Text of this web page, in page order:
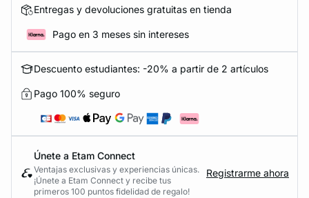
Entregas y devoluciones gratuitas en tienda
Pago en 3 meses sin intereses
Descuento estudiantes: -20% a partir de 2 artículos
Pago 100% seguro
Únete a Etam Connect
Ventajas exclusivas y experiencias únicas.
¡Únete a Etam Connect y recibe tus
primeros 100 puntos fidelidad de regalo!
Registrarme ahora